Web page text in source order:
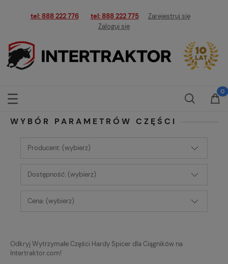
tel: 888 222 776 tel: 888 222 775
Zarejestruj się
Zaloguj się
WYBÓR PARAMETRÓW CZĘŚCI
Producent: (wybierz)
Dostępność: (wybierz)
Cena: (wybierz)
Odkryj Wytrzymałe Części Hardy Spicer dla Ciągników na
Intertraktor.com!